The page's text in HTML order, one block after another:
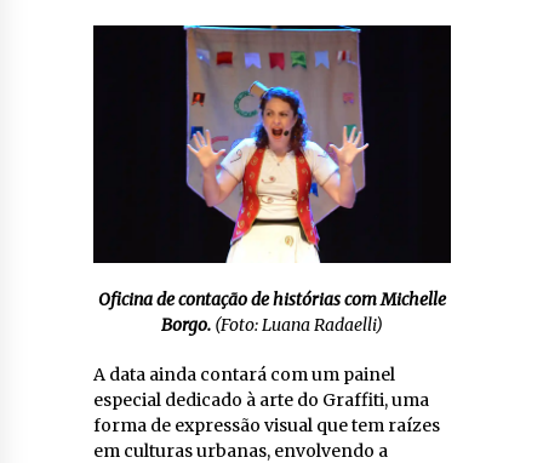
Oficina de contação de histórias com Michelle
Borgo. (Foto: Luana Radaelli)
A data ainda contará com um painel
especial dedicado à arte do Graffiti, uma
forma de expressão visual que tem raízes
em culturas urbanas, envolvendo a